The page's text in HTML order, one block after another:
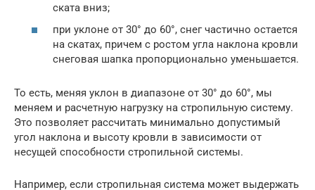
ската вниз;
при уклоне от 30° до 60°, снег частично остается
на скатах, причем с ростом угла наклона кровли
снеговая шапка пропорционально уменьшается.
То есть, меняя уклон в диапазоне от 30° до 60°, мы
меняем и расчетную нагрузку на стропильную систему.
Это позволяет рассчитать минимально допустимый
угол наклона и высоту кровли в зависимости от
несущей способности стропильной системы.
Например, если стропильная система может выдержать